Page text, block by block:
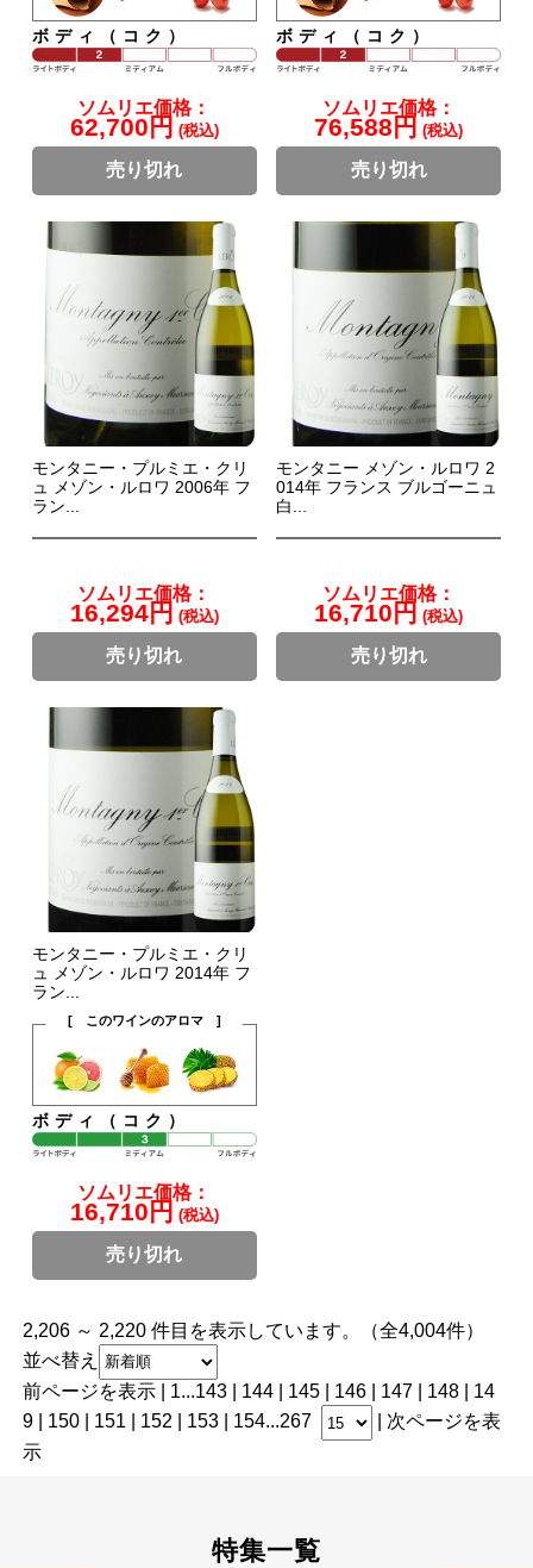
ボディ（コク）
ソムリエ価格：
62,700円 (税込)
売り切れ
ボディ（コク）
ソムリエ価格：
76,588円 (税込)
売り切れ
モンタニー・プルミエ・クリ
ュ メゾン・ルロワ 2006年 フ
ラン...
ソムリエ価格：
16,294円 (税込)
売り切れ
モンタニー メゾン・ルロワ 2
014年 フランス ブルゴーニュ
白...
ソムリエ価格：
16,710円 (税込)
売り切れ
モンタニー・プルミエ・クリ
ュ メゾン・ルロワ 2014年 フ
ラン...
[ このワインのアロマ ]
ボディ（コク）
ソムリエ価格：
16,710円 (税込)
売り切れ
2,206 ～ 2,220 件目を表示しています。（全4,004件）
並べ替え
前ページを表示| 1...143| 144| 145| 146| 147| 148 | 14
9| 150| 151 152 153| 154...267
次ページを表
示
特集一覧